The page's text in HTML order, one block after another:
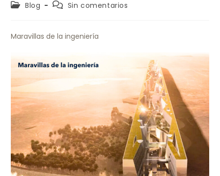
Blog Sin comentarios
Maravillas de la ingeniería